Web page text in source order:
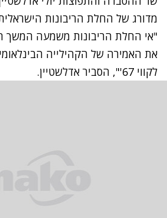
מדורג של החלת הריבונות
"אי החלת הריבונות משמעה המשך
את האמירה של הקהילייה
לקווי 67'", הסביר אדלשטיין.